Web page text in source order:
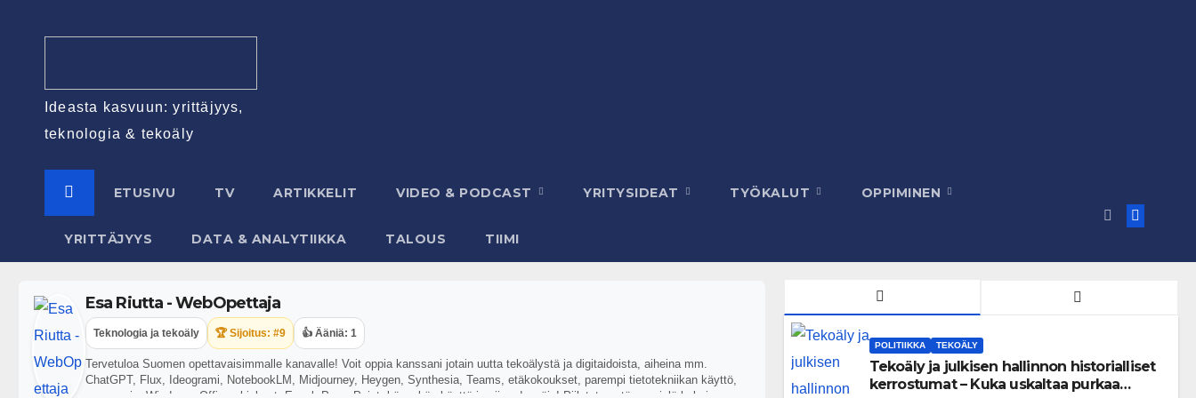
Ideasta kasvuun: yrittäjyys,
teknologia & tekoäly
ETUSIVU TV ARTIKKELIT VIDEO & PODCAST YRITYSIDEAT TYÖKALUT OPPIMINEN
YRITTÄJYYS DATA & ANALYTIIKKA TALOUS TIIMI
Esa Riutta - WebOpettaja
Teknologia ja tekoäly 🏆 Sijoitus: #9 👍 Ääniä: 1
Tervetuloa Suomen opettavaisimmalle kanavalle! Voit oppia kanssani jotain uutta tekoälystä ja digitaidoista, aiheina mm.
ChatGPT, Flux, Ideogrami, NotebookLM, Midjourney, Heygen, Synthesia, Teams, etäkokoukset, parempi tietotekniikan käyttö,
POLITIIKKA TEKOÄLY
Tekoäly ja julkisen hallinnon historialliset
kerrostumat – Kuka uskaltaa purkaa